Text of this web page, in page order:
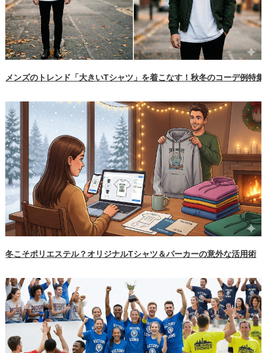
メンズのトレンド「大きいTシャツ」を着こなす！秋冬のコーデ例特
冬こそポリエステル？オリジナルTシャツ＆パーカーの意外な活用術